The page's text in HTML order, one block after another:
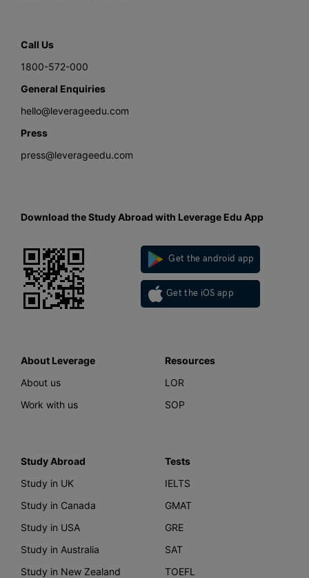
Call Us
1800-572-000
General Enquiries
hello@leverageedu.com
Press
press@leverageedu.com
Download the Study Abroad with Leverage Edu App
Get the android app
Get the iOS app
About Leverage
About us
Work with us
Resources
LOR
SOP
Study Abroad
Study in UK
Study in Canada
Study in USA
Study in Australia
Study in New Zealand
Tests
IELTS
GMAT
GRE
SAT
TOEFL